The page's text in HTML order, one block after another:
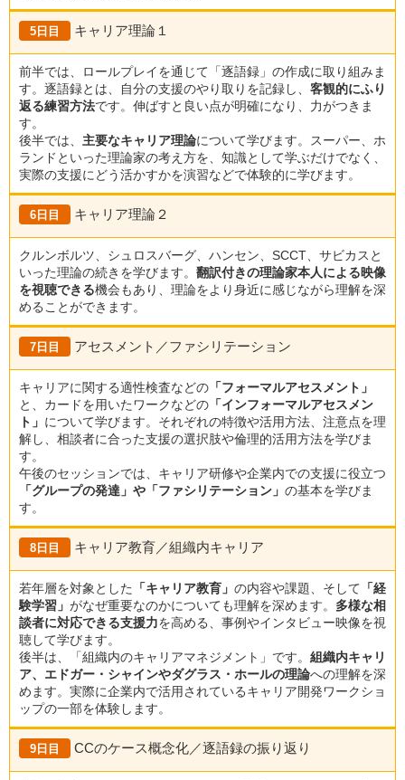
5日目 キャリア理論１
前半では、ロールプレイを通じて「逐語録」の作成に取り組みま
す。逐語録とは、自分の支援のやり取りを記録し、 客観的にふり
返る練習方法です。伸ばすと良い点が明確になり、力がつきま
す。
後半では、 主要なキャリア理論について学びます。スーパー、ホ
ランドといった理論家の考え方を、知識として学ぶだけでなく、
実際の支援にどう活かすかを演習などで体験的に学びます。
6日目 キャリア理論２
クルンボルツ、シュロスバーグ、ハンセン、SCCT、サビカスと
いった理論の続きを学びます。 翻訳付きの理論家本人による映像
を視聴できる機会もあり、理論をより身近に感じながら理解を深
めることができます。
7日目 アセスメント／ファシリテーション
キャリアに関する適性検査などの 「フォーマルアセスメント」
と、カードを用いたワークなどの 「インフォーマルアセスメン
ト」 について学びます。それぞれの特徴や活用方法、注意点を理
解し、相談者に合った支援の選択肢や倫理的活用方法を学びま
す。
午後のセッションでは、キャリア研修や企業内での支援に役立つ
「グループの発達」や「ファシリテーション」 の基本を学びま
す。
8日目 キャリア教育／組織内キャリア
若年層を対象とした 「キャリア教育」 の内容や課題、そして 「経
験学習」 がなぜ重要なのかについても理解を深めます。 多様な相
談者に対応できる支援力を高める、事例やインタビュー映像を視
聴して学びます。
後半は、「組織内のキャリアマネジメント」です。 組織内キャリ
ア、エドガー・シャインやダグラス・ホールの理論への理解を深
めます。実際に企業内で活用されているキャリア開発ワークショ
ップの一部を体験します。
9日目 CCのケース概念化／逐語録の振り返り